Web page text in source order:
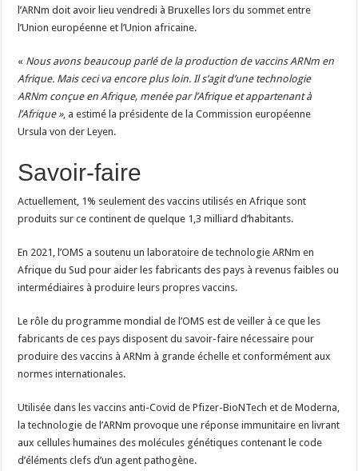
l’ARNm doit avoir lieu vendredi à Bruxelles lors du sommet entre
l’Union européenne et l’Union africaine.
« Nous avons beaucoup parlé de la production de vaccins ARNm en
Afrique. Mais ceci va encore plus loin. Il s’agit d’une technologie
ARNm conçue en Afrique, menée par l’Afrique et appartenant à
l’Afrique », a estimé la présidente de la Commission européenne
Ursula von der Leyen.
Savoir-faire
Actuellement, 1% seulement des vaccins utilisés en Afrique sont
produits sur ce continent de quelque 1,3 milliard d’habitants.
En 2021, l’OMS a soutenu un laboratoire de technologie ARNm en
Afrique du Sud pour aider les fabricants des pays à revenus faibles ou
intermédiaires à produire leurs propres vaccins.
Le rôle du programme mondial de l’OMS est de veiller à ce que les
fabricants de ces pays disposent du savoir-faire nécessaire pour
produire des vaccins à ARNm à grande échelle et conformément aux
normes internationales.
Utilisée dans les vaccins anti-Covid de Pfizer-BioNTech et de Moderna,
la technologie de l’ARNm provoque une réponse immunitaire en livrant
aux cellules humaines des molécules génétiques contenant le code
d’éléments clefs d’un agent pathogène.